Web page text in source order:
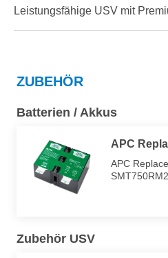
Leistungsfähige USV mit
ZUBEHÖR
Batterien / Akkus
APC
APC
Zubehör USV